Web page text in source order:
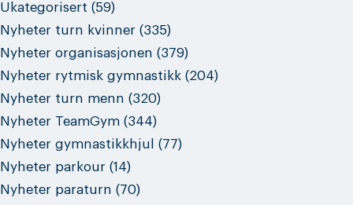
Ukategorisert (59)
Nyheter turn kvinner (335)
Nyheter organisasjonen (379)
Nyheter rytmisk gymnastikk (204)
Nyheter turn menn (320)
Nyheter TeamGym (344)
Nyheter gymnastikkhjul
(77)
Nyheter parkour (14)
Nyheter paraturn (70)